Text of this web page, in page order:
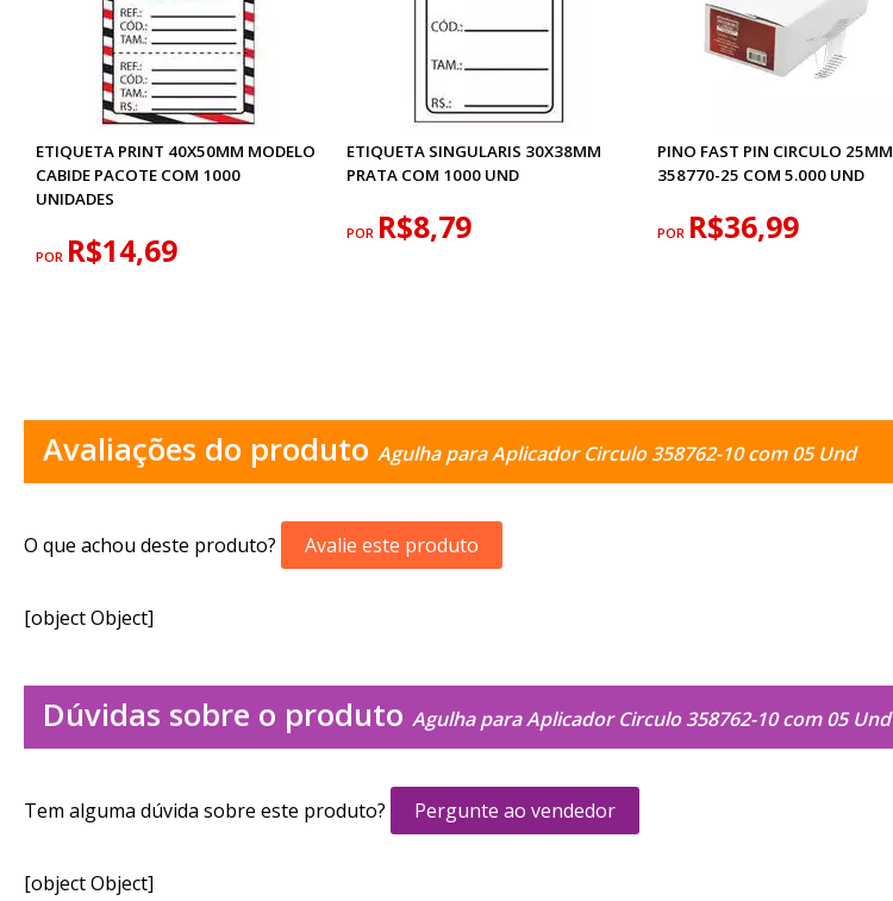
ETIQUETA PRINT 40X50MM MODELO
CABIDE PACOTE COM 1000
UNIDADES
POR R$14,69
ETIQUETA SINGULARIS 30X38MM
PRATA COM 1000 UND
POR R$8,79
PINO FAST PIN CIRCULO 25MM
358770-25 COM 5.000 UND
POR R$36,99
Avaliações do produto Agulha para Aplicador Circulo 358762-10 com 05 Und
O que achou deste produto? Avalie este produto
[object Object]
Dúvidas sobre o produto Agulha para Aplicador Circulo 358762-10 com 05 Und
Tem alguma dúvida sobre este produto? Pergunte ao vendedor
[object Object]